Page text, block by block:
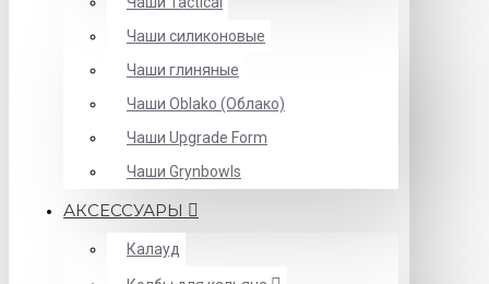
Чаши силиконовые
Чаши глиняные
Чаши Oblako (Облако)
Чаши Upgrade Form
Чаши Grynbowls
АКСЕССУАРЫ
Калауд